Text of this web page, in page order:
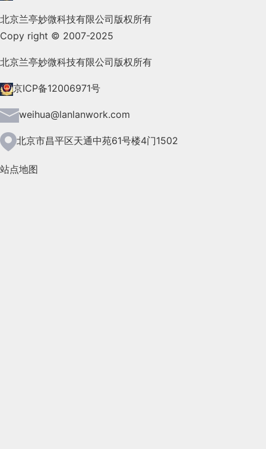
2021年9月(153)
2021年8月(147)
2021年7月(149)
2021年6月(157)
2021年5月(124)
北京兰亭妙微科技有限公司版权所有
Copy right © 2007-2025
北京兰亭妙微科技有限公司版权所有
京ICP备12006971号
weihua@lanlanwork.com
北京市昌平区天通中苑61号楼4门1502
站点地图